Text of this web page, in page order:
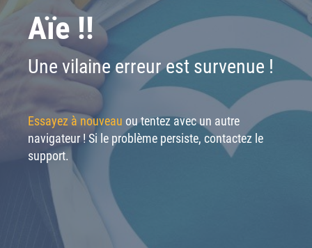
Aïe !!
Une vilaine erreur est survenue !
Essayez à nouveau ou tentez avec un autre
navigateur ! Si le problème persiste, contactez le
support.